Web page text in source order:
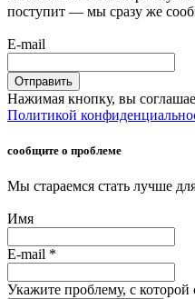
поступит — мы сразу же
E-mail
Отправить
Нажимая кнопку, вы
Политикой
сообщите о проблеме
Мы стараемся стать лучше
Имя
E-mail *
Укажите проблему, с которой